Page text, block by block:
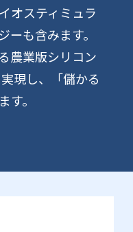
オスティミュラ
ーも含みます。
農業版シリコン
現し、「儲かる
。